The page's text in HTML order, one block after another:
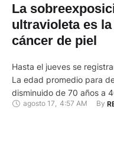
La
ultravioleta es
cáncer de piel
Hasta el jueves se
La edad promedio para
disminuido de 70 años a
cáncer a la piel es la
agosto 17, 4:57 AM By